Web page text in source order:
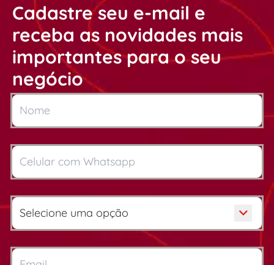
Cadastre seu e-mail e
receba as novidades mais
importantes para o seu
negócio